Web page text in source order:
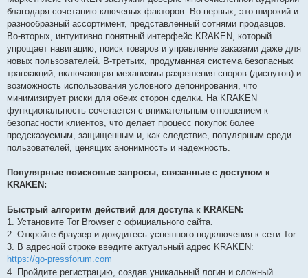
благодаря сочетанию ключевых факторов. Во-первых, это широкий и
разнообразный ассортимент, представленный сотнями продавцов.
Во-вторых, интуитивно понятный интерфейс KRAKEN, который
упрощает навигацию, поиск товаров и управление заказами даже для
новых пользователей. В-третьих, продуманная система безопасных
транзакций, включающая механизмы разрешения споров (диспутов) и
возможность использования условного депонирования, что
минимизирует риски для обеих сторон сделки. На KRAKEN
функциональность сочетается с внимательным отношением к
безопасности клиентов, что делает процесс покупок более
предсказуемым, защищенным и, как следствие, популярным среди
пользователей, ценящих анонимность и надежность.
Популярные поисковые запросы, связанные с доступом к
KRAKEN:
Быстрый алгоритм действий для доступа к KRAKEN:
1. Установите Tor Browser с официального сайта.
2. Откройте браузер и дождитесь успешного подключения к сети Tor.
3. В адресной строке введите актуальный адрес KRAKEN:
https://go-pressforum.com
4. Пройдите регистрацию, создав уникальный логин и сложный